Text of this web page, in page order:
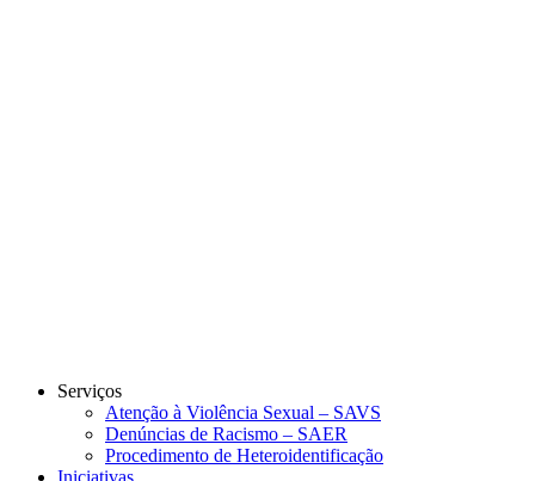
Serviços
Atenção à Violência Sexual – SAVS
Denúncias de Racismo – SAER
Procedimento de Heteroidentificação